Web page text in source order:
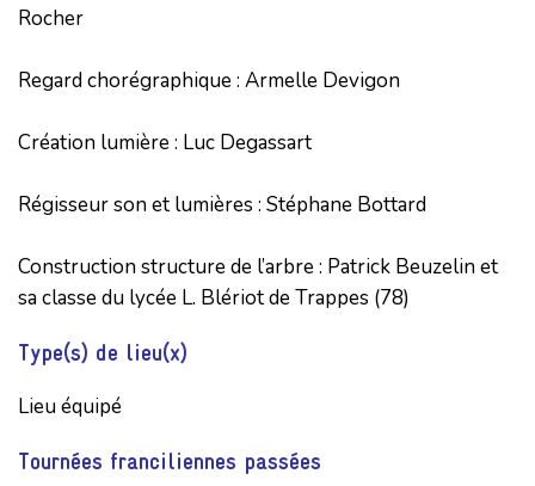
Rocher
Regard chorégraphique : Armelle Devigon
Création lumière : Luc Degassart
Régisseur son et lumières : Stéphane Bottard
Construction structure de l’arbre : Patrick Beuzelin et
sa classe du lycée L. Blériot de Trappes (78)
Type(s) de lieu(x)
Lieu équipé
Tournées franciliennes passées